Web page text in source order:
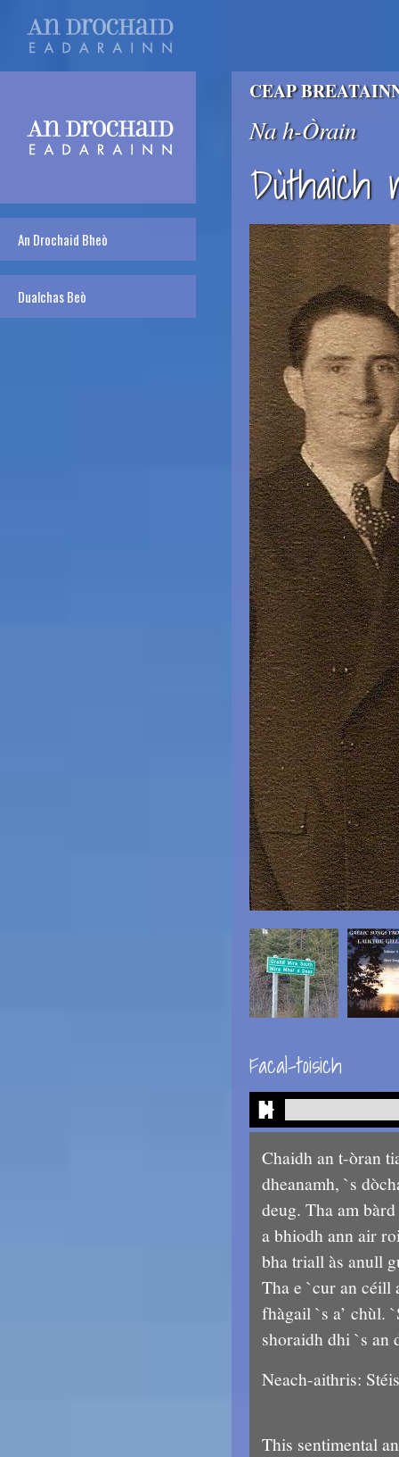
An Drochaid Bheò
Dualchas Beò
CEAP
Na h-Òrain
Dùthaich
Facal-toisich
Chaidh an t-òran
dheanamh, `s
deug. Tha am bàrd
a bhiodh ann air
bha triall às anull
Tha e `cur an céill
fhàgail `s a’ chùl.
shoraidh dhi `s an
Neach-aithris:
This sentimental